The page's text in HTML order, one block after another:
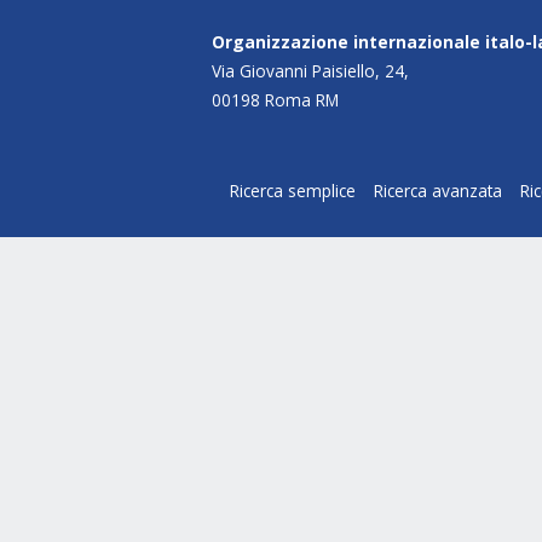
Organizzazione internazionale italo-
Via Giovanni Paisiello, 24,
00198 Roma RM
Ricerca semplice Ricerca avanzata